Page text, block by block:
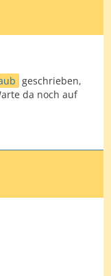
geschrieben,
da noch auf